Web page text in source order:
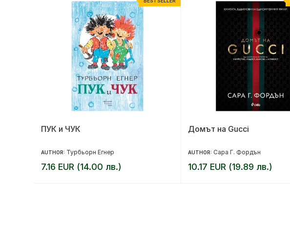
ПУК и ЧУК
AUTHOR: Турбьорн Егнер
7.16 EUR (14.00 лв.)
Домът на Gucci
AUTHOR: Сара Г. Фордън
10.17 EUR (19.89 лв.)